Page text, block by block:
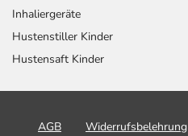
Inhaliergeräte
Hustenstiller Kinder
Hustensaft Kinder
AGB Widerrufsbelehrung